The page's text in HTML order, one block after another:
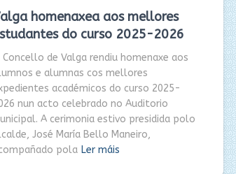
homenaxea aos mellores
do curso 2025-2026
Concello de Valga rendiu homenaxe aos
e alumnas cos mellores
académicos do curso 2025-
nun acto celebrado no Auditorio
A cerimonia estivo presidida polo
José María Bello Maneiro,
pola Ler máis